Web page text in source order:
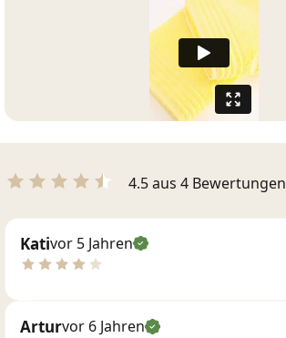
4.5 aus 4 Bewertungen
Kativor 5 Jahren
Arturvor 6 Jahren